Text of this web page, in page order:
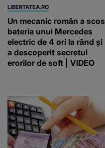
LIBERTATEA.RO
Un mecanic român a scos
bateria unui Mercedes
electric de 4 ori la rând și
a descoperit secretul
erorilor de soft | VIDEO